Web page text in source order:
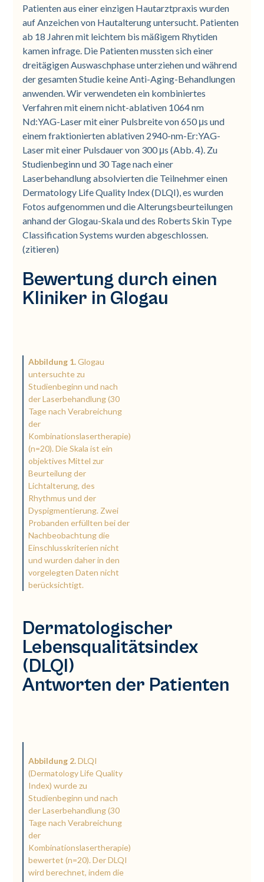
Patienten aus einer einzigen Hautarztpraxis wurden
auf Anzeichen von Hautalterung untersucht. Patienten
ab 18 Jahren mit leichtem bis mäßigem Rhytiden
kamen infrage. Die Patienten mussten sich einer
dreitägigen Auswaschphase unterziehen und während
der gesamten Studie keine Anti-Aging-Behandlungen
anwenden. Wir verwendeten ein kombiniertes
Verfahren mit einem nicht-ablativen 1064 nm
Nd:YAG-Laser mit einer Pulsbreite von 650 μs und
einem fraktionierten ablativen 2940-nm-Er:YAG-
Laser mit einer Pulsdauer von 300 μs (Abb. 4). Zu
Studienbeginn und 30 Tage nach einer
Laserbehandlung absolvierten die Teilnehmer einen
Dermatology Life Quality Index (DLQI), es wurden
Fotos aufgenommen und die Alterungsbeurteilungen
anhand der Glogau-Skala und des Roberts Skin Type
Classification Systems wurden abgeschlossen.
(zitieren)
Bewertung durch einen
Kliniker in Glogau
Abbildung 1.Glogau
untersuchte zu
Studienbeginn und nach
der Laserbehandlung (30
Tage nach Verabreichung
der
Kombinationslasertherapie)
(n=20). Die Skala ist ein
objektives Mittel zur
Beurteilung der
Lichtalterung, des
Rhythmus und der
Dyspigmentierung. Zwei
Probanden erfüllten bei der
Nachbeobachtung die
Einschlusskriterien nicht
und wurden daher in den
vorgelegten Daten nicht
berücksichtigt.
Dermatologischer
Lebensqualitätsindex
(DLQI)
Antworten der Patienten
Abbildung 2.DLQI
(Dermatology Life Quality
Index) wurde zu
Studienbeginn und nach
der Laserbehandlung (30
Tage nach Verabreichung
der
Kombinationslasertherapie)
bewertet (n=20). Der DLQI
wird berechnet, indem die